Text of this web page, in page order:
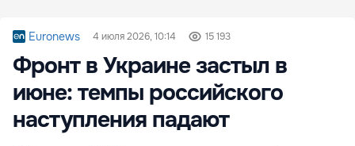
Euronews 4 июля 2026, 10:14 15 193
Фронт в Украине застыл в
июне: темпы российского
наступления падают